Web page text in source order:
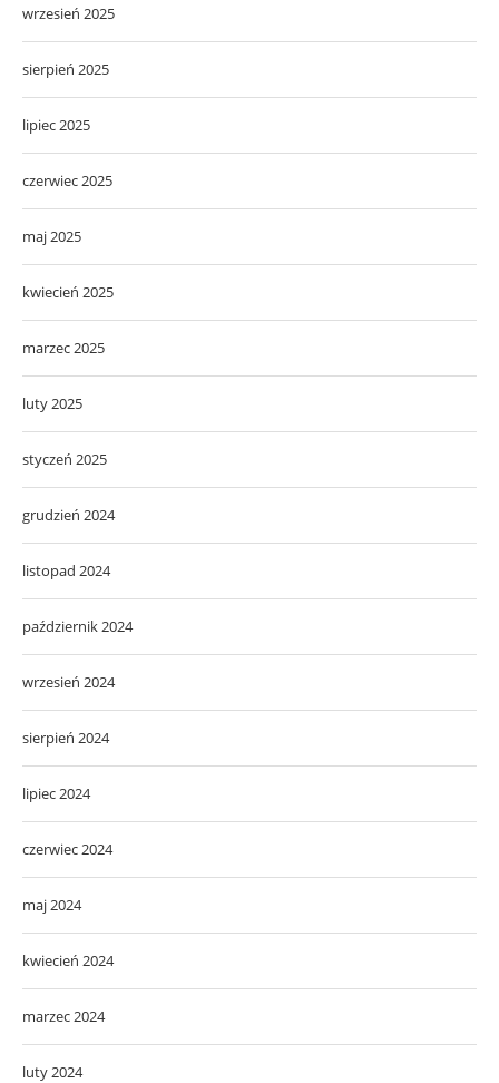
wrzesień 2025
sierpień 2025
lipiec 2025
czerwiec 2025
maj 2025
kwiecień 2025
marzec 2025
luty 2025
styczeń 2025
grudzień 2024
listopad 2024
październik 2024
wrzesień 2024
sierpień 2024
lipiec 2024
czerwiec 2024
maj 2024
kwiecień 2024
marzec 2024
luty 2024